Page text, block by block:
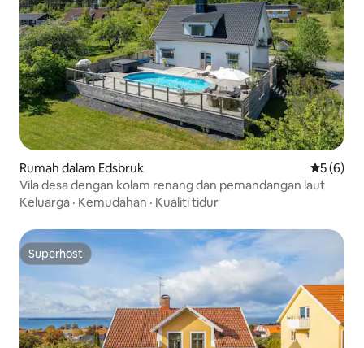
Rumah dalam Edsbruk
5 (6)
Vila desa dengan kolam renang dan pemandangan laut
Keluarga · Kemudahan · Kualiti tidur
Superhost
Superhost